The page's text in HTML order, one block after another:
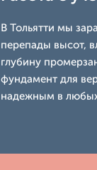
В Тольятти мы
перепады высот,
глубину
фундамент для
надежным в